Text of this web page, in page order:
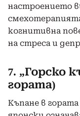
настроението
когнитивна
на стреса и
7. „Горско
гората)
Къпане в гората